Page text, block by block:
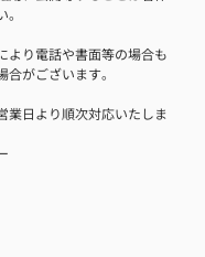
より電話や書面等の場合も
がございます。
業日より順次対応いたしま